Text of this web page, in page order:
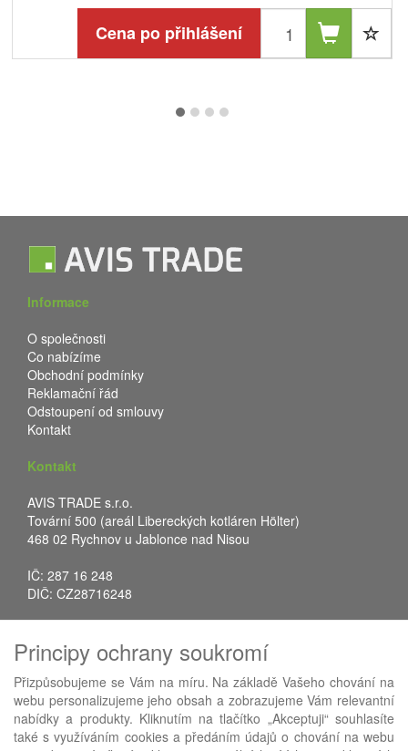
Cena po přihlášení
Informace
O společnosti
Co nabízíme
Obchodní podmínky
Reklamační řád
Odstoupení od smlouvy
Kontakt
Kontakt
AVIS TRADE s.r.o.
Tovární 500 (areál Libereckých kotláren Hölter)
468 02 Rychnov u Jablonce nad Nisou
IČ: 287 16 248
DIČ: CZ28716248
Fax: +420 483 034 590
E-mail:info@avistrade.cz
Web:www.avistrade.cz
Principy ochrany soukromí
Přizpůsobujeme se Vám na míru. Na základě Vašeho chování na
webu personalizujeme jeho obsah a zobrazujeme Vám relevantní
nabídky a produkty. Kliknutím na tlačítko „Akceptuji“ souhlasíte
také s využíváním cookies a předáním údajů o chování na webu